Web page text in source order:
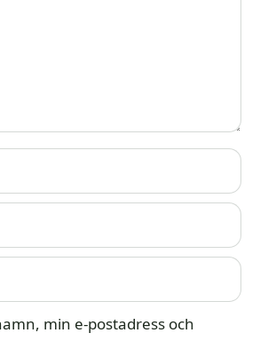
min e-postadress och